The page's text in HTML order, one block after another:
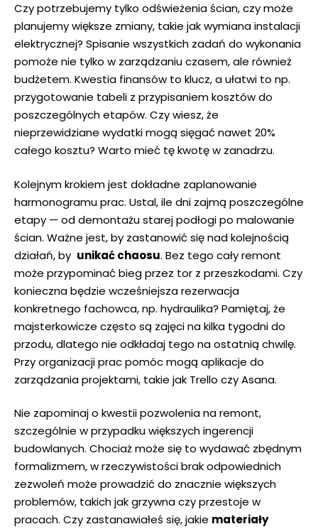
Czy potrzebujemy tylko odświeżenia ‍ścian, czy ‍może
⁢planujemy większe zmiany, takie jak⁤ wymiana instalacji⁤
elektrycznej? Spisanie wszystkich zadań do wykonania
pomoże nie tylko w zarządzaniu czasem,‌ ale również
budżetem. Kwestia finansów to klucz,⁤ a ⁢ułatwi to np. ​
przygotowanie tabeli z ⁣przypisaniem ⁣kosztów do
poszczególnych etapów. Czy wiesz, że
nieprzewidziane wydatki mogą sięgać nawet 20%
całego kosztu? Warto mieć⁤ tę kwotę‍ w zanadrzu.
Kolejnym krokiem jest dokładne zaplanowanie
harmonogramu prac. Ustal, ile ⁢dni zajmą poszczególne
etapy — od demontażu starej podłogi ‍po malowanie
ścian. Ważne ⁤jest, by zastanowić się nad​ kolejnością
działań, ⁢by ⁤ unikać chaosu. Bez tego ​cały remont
może przypominać​ bieg przez ‍tor‌ z‌ przeszkodami. Czy
konieczna będzie wcześniejsza rezerwacja
konkretnego fachowca, np. hydraulika? Pamiętaj,⁢ że ​
majsterkowicze ⁤często ​są zajęci na kilka tygodni‍ do⁢
przodu,‍ dlatego⁢ nie ⁤odkładaj⁢ tego⁤ na ostatnią‍ chwilę.
Przy organizacji prac pomóc mogą aplikacje do
zarządzania projektami, takie ‍jak Trello czy Asana.
Nie zapominaj⁤ o ⁤kwestii pozwolenia na remont,
szczególnie w przypadku ⁤większych ingerencji
budowlanych. Chociaż może się to ‍wydawać zbędnym
formalizmem, w rzeczywistości brak ⁢odpowiednich ​
zezwoleń​ może prowadzić do‍ znacznie większych
⁤problemów, ‍takich jak grzywna czy przestoje ​w
pracach. Czy zastanawiałeś ‍się, jakie materiały